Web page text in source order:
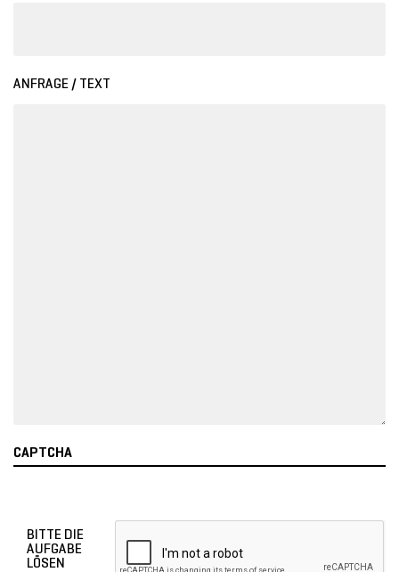
ANFRAGE / TEXT
CAPTCHA
BITTE DIE
AUFGABE
LÖSEN